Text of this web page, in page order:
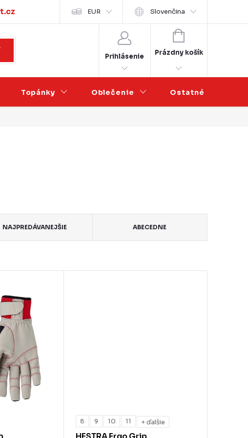
osobních údajů Veľkoobchodná spolupráca
EUR Slovenčina
Prihlásenie
NÁKUPNÝ
KOŠÍK
Prázdny košík
Topánky Oblečenie Ostatné
NAJPREDÁVANEJŠIE ABECEDNE
8 9 10 11 + ďalšie